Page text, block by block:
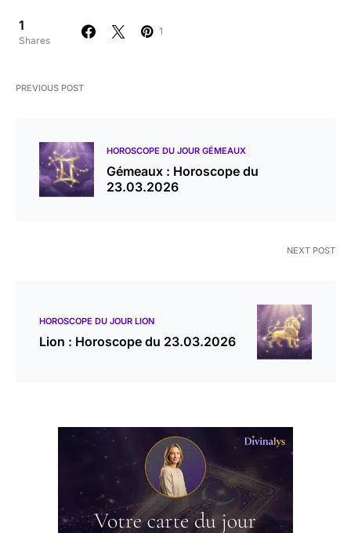
1
Shares
1
PREVIOUS POST
HOROSCOPE DU JOUR GÉMEAUX
Gémeaux : Horoscope du
23.03.2026
NEXT POST
HOROSCOPE DU JOUR LION
Lion : Horoscope du 23.03.2026